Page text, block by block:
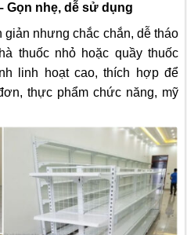
Gọn nhẹ, dễ sử dụng
giản nhưng chắc chắn, dễ tháo
thuốc nhỏ hoặc quầy thuốc
linh hoạt cao, thích hợp để
thực phẩm chức năng, mỹ